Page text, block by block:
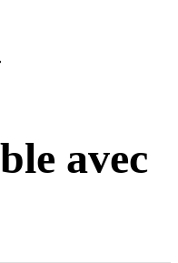
avec